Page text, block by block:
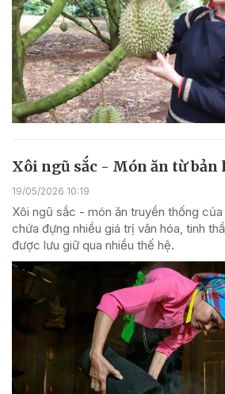
Xôi ngũ sắc - Món ăn từ bản
19/05/2026 10:19
Xôi ngũ sắc - món ăn truyền thống
chứa đựng nhiều giá trị văn hóa, tinh
được lưu giữ qua nhiều thế hệ.